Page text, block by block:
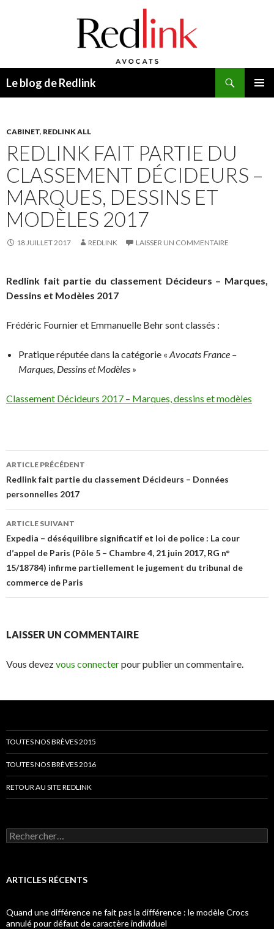
Le blog de Redlink
CABINET, REDLINK ALL
REDLINK FAIT PARTIE DU
CLASSEMENT DÉCIDEURS –
MARQUES, DESSINS ET
MODÈLES 2017
18 JUILLET 2017 REDLINK LAISSER UN COMMENTAIRE
Redlink fait partie du classement Décideurs – Marques,
Dessins et Modèles 2017
Frédéric Fournier et Emmanuelle Behr sont classés :
Pratique réputée dans la catégorie « Avocats France –
Marques, Dessins et Modèles »
Classement Décideurs 2017 – Marques, dessins et modèles
Navigation
des
articles
ARTICLE PRÉCÉDENT
Redlink fait partie du classement Décideurs – Données
personnelles 2017
ARTICLE SUIVANT
Expedia – déséquilibre significatif et loi de police : La cour
d’appel de Paris (Pôle 5 – Chambre 4, 21 juin 2017, RG n°
15/18784) infirme partiellement le jugement du tribunal de
commerce de Paris
LAISSER UN COMMENTAIRE
Vous devezvous connecterpour publier un commentaire.
TOUTES NOS BRÈVES 2015
TOUTES NOS BRÈVES 2016
RETOUR AU SITE REDLINK
Rechercher :
ARTICLES RÉCENTS
Quand une différence ne fait pas la différence : le modèle Crocs
annulé pour défaut de caractère individuel